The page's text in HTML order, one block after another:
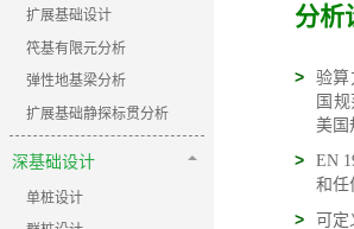
扩展基础设计
笩基有限元分析
弹性地基梁分析
扩展基础静探标贯分析
深基础设计
单桩设计
分析
>
验算
国
美国
>
EN
和任
> 可定